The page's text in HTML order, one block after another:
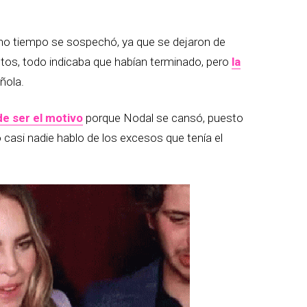
tiempo se sospechó, ya que se dejaron de
todo indicaba que habían terminado, pero la
ser el motivo porque Nodal se cansó, puesto
nadie hablo de los excesos que tenía el